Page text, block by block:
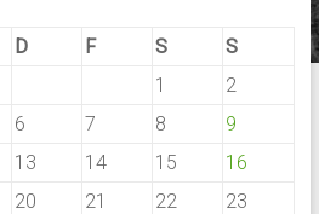
D F S
S
1
2
6 7 8
9
13 14 15
16
20 21 22
23